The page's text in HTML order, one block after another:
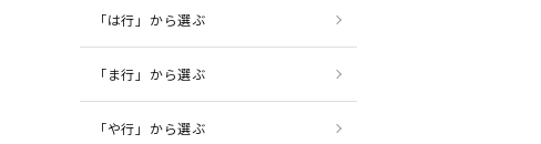
「は行」から選ぶ
「ま行」から選ぶ
「や行」から選ぶ